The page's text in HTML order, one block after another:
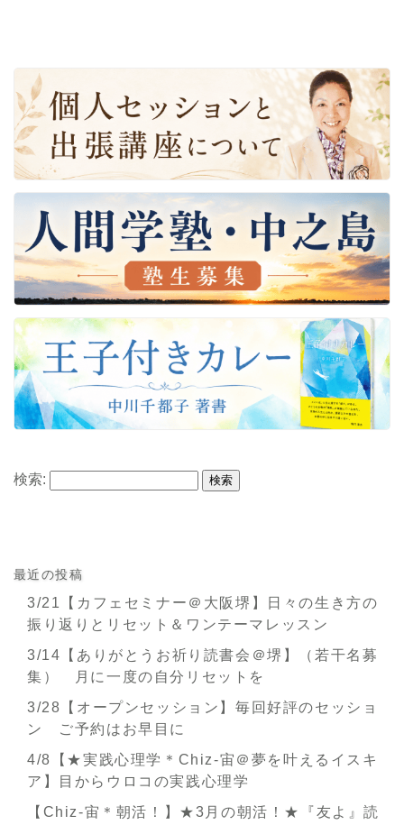
検索:
最近の投稿
3/21【カフェセミナー＠大阪堺】日々の生き方の
振り返りとリセット＆ワンテーマレッスン
3/14【ありがとうお祈り読書会＠堺】（若干名募
集） 月に一度の自分リセットを
3/28【オープンセッション】毎回好評のセッショ
ン ご予約はお早目に
4/8【★実践心理学＊Chiz-宙＠夢を叶えるイスキ
ア】目からウロコの実践心理学
【Chiz-宙＊朝活！】★3月の朝活！★『友よ』読